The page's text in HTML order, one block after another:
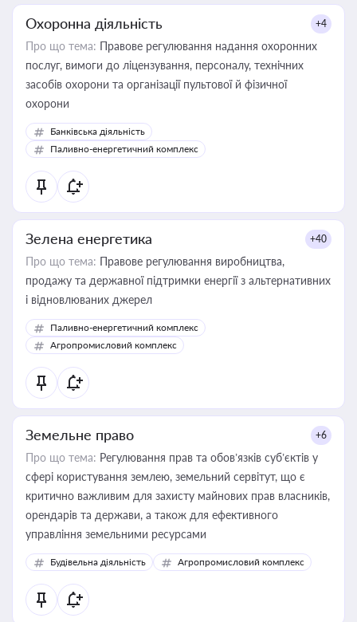
Охоронна діяльність +4
Про що тема: Правове регулювання надання охоронних
послуг, вимоги до ліцензування, персоналу, технічних
засобів охорони та організації пультової й фізичної
охорони
Банківська діяльність
Паливно-енергетичний комплекс
Зелена енергетика +40
Про що тема: Правове регулювання виробництва,
продажу та державної підтримки енергії з альтернативних
і відновлюваних джерел
Паливно-енергетичний комплекс
Агропромисловий комплекс
Земельне право +6
Про що тема: Регулювання прав та обов’язків суб’єктів у
сфері користування землею, земельний сервітут, що є
критично важливим для захисту майнових прав власників,
орендарів та держави, а також для ефективного
управління земельними ресурсами
Будівельна діяльність Агропромисловий комплекс